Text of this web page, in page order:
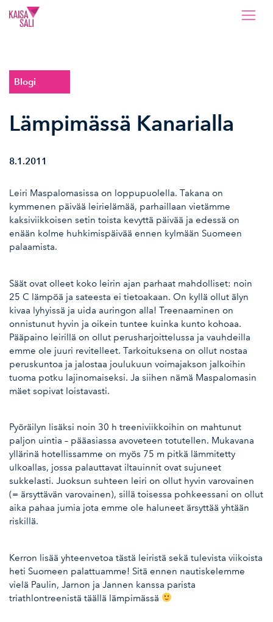
Kaisa Sali
Blogi
Lämpimässä Kanarialla
8.1.2011
Leiri Maspalomasissa on loppupuolella. Takana on
kymmenen päivää leirielämää, parhaillaan vietämme
kaksiviikkoisen setin toista kevyttä päivää ja edessä on
enään kolme huhkimispäivää ennen kylmään Suomeen
palaamista.
Säät ovat olleet koko leirin ajan parhaat mahdolliset: noin
25 C lämpöä ja sateesta ei tietoakaan. On kyllä ollut älyn
kivaa lyhyissä ja uida auringon alla! Treenaaminen on
onnistunut hyvin ja oikein tuntee kuinka kunto kohoaa.
Pääpaino leirillä on ollut perusharjoittelussa ja vauhdeilla
emme ole juuri revitelleet. Tarkoituksena on ollut nostaa
peruskuntoa ja jalostaa joulukuun voimajakson jalkoihin
tuoma potku lajinomaiseksi. Ja siihen nämä Maspalomasin
mäet sopivat loistavasti.
Pyöräilyn lisäksi noin 30 h treeniviikkoihin on mahtunut
paljon uintia – pääasiassa avoveteen totutellen. Mukavana
yllärinä hotellissamme on myös 75 m pitkä lämmitetty
ulkoallas, jossa palauttavat iltauinnit ovat sujuneet
sukkelasti. Juoksun suhteen leiri on ollut hyvin varovainen
(= ärsyttävän varovainen), sillä toisessa pohkeessani on ollut
aika pahaa jumia jota emme ole haluneet ärsyttää yhtään
riskillä.
Kerron lisää yhteenvetoa tästä leiristä sekä tulevista viikoista
heti Suomeen palattuamme! Sitä ennen nautiskelemme
vielä Paulin, Jarnon ja Jannen kanssa parista
triathlontreenistä täällä lämpimässä